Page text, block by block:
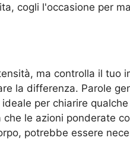
cogli l'occasione per
ma controlla il tuo
la differenza. Parole
per chiarire
le azioni ponderate
potrebbe essere